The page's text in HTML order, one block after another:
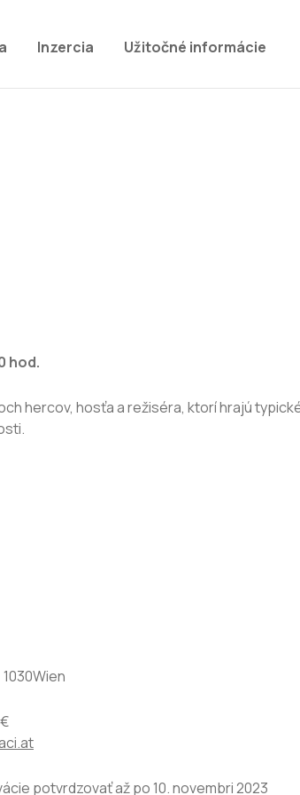
Inzercia Užitočné informácie
hod.
hercov, hosťa a režiséra, ktorí hrajú
potvrdzovať až po 10. novembri 2023